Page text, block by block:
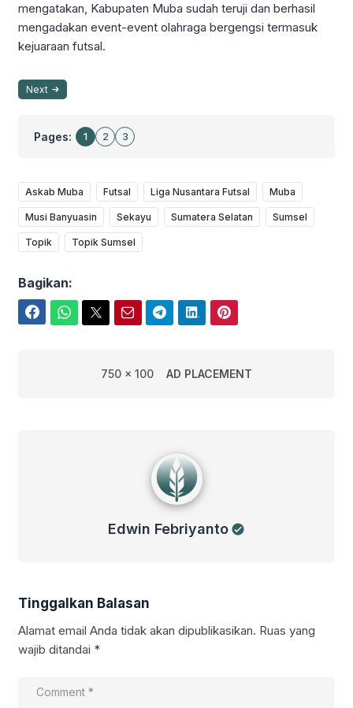
mengatakan, Kabupaten Muba sudah teruji dan berhasil
mengadakan event-event olahraga bergengsi termasuk
kejuaraan futsal.
Next
Pages: 1 2 3
Askab Muba Futsal Liga Nusantara Futsal Muba
Musi Banyuasin Sekayu Sumatera Selatan Sumsel
Topik Topik Sumsel
Bagikan:
750 x 100 AD PLACEMENT
Edwin Febriyanto
Tinggalkan Balasan
Alamat email Anda tidak akan dipublikasikan. Ruas yang
wajib ditandai *